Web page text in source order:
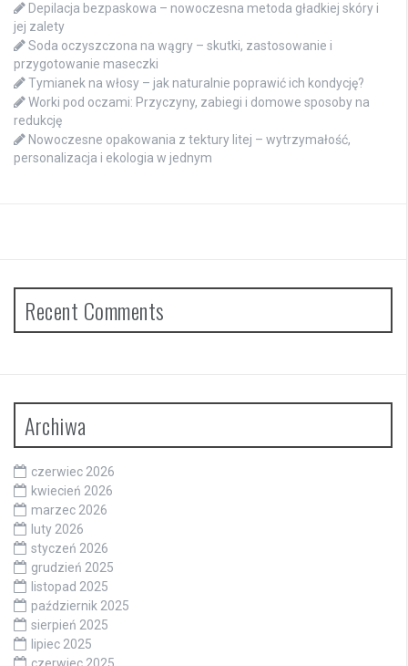
Depilacja bezpaskowa – nowoczesna metoda gładkiej skóry i
jej zalety
Soda oczyszczona na wągry – skutki, zastosowanie i
przygotowanie maseczki
Tymianek na włosy – jak naturalnie poprawić ich kondycję?
Worki pod oczami: Przyczyny, zabiegi i domowe sposoby na
redukcję
Nowoczesne opakowania z tektury litej – wytrzymałość,
personalizacja i ekologia w jednym
Recent Comments
Archiwa
czerwiec 2026
kwiecień 2026
marzec 2026
luty 2026
styczeń 2026
grudzień 2025
listopad 2025
październik 2025
sierpień 2025
lipiec 2025